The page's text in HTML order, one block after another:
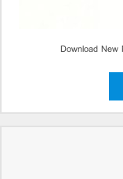
Download New